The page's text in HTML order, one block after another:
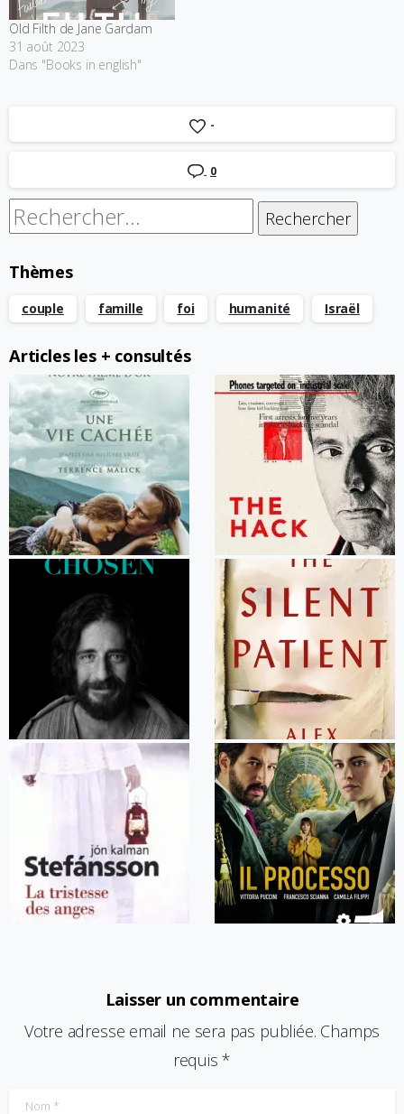
Old Filth de Jane Gardam
31 août 2023
Dans "Books in english"
-
0
Rechercher :
Thèmes
couple famille foi humanité Israël
Articles les + consultés
Laisser un commentaire
Votre adresse email ne sera pas publiée. Champs
requis *
Nom*